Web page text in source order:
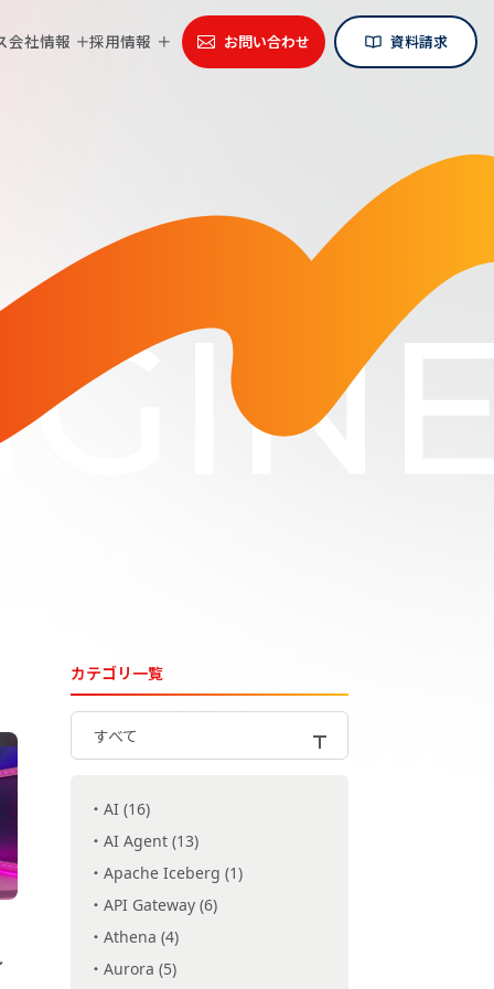
会社情報 採用情報 お問い合わせ 資料請求
カテゴリ一覧
すべて
AI (16)
AI Agent (13)
Apache Iceberg (1)
API Gateway (6)
Athena (4)
Aurora (5)